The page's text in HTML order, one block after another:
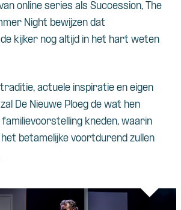
online series als Succession, The
Night bewijzen dat
kijker nog altijd in het hart weten
actuele inspiratie en eigen
De Nieuwe Ploeg de wat hen
kneden, waarin
betamelijke voortdurend zullen